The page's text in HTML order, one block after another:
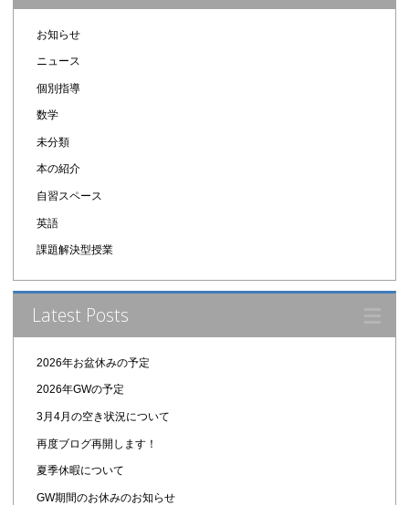
お知らせ
ニュース
個別指導
数学
未分類
本の紹介
自習スペース
英語
課題解決型授業
Latest Posts
2026年お盆休みの予定
2026年GWの予定
3月4月の空き状況について
再度ブログ再開します！
夏季休暇について
GW期間のお休みのお知らせ